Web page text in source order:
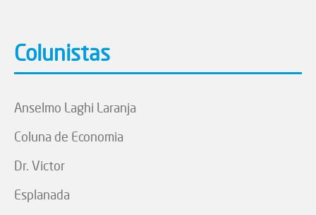
Colunistas
Anselmo Laghi Laranja
Coluna de Economia
Dr. Victor
Esplanada